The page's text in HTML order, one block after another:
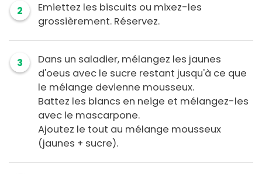
2
Emiettez les biscuits ou mixez-les
grossièrement. Réservez.
3
Dans un saladier, mélangez les jaunes
d'oeus avec le sucre restant jusqu'à ce que
le mélange devienne mousseux.
Battez les blancs en neige et mélangez-les
avec le mascarpone.
Ajoutez le tout au mélange mousseux
(jaunes + sucre).